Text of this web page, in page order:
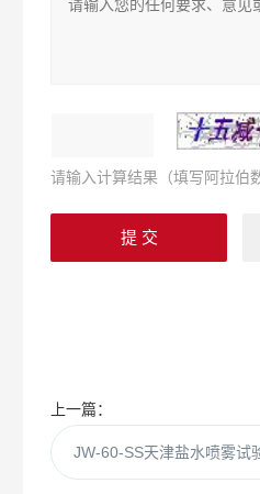
请输入计算结果（填写阿拉伯
上一篇：
JW-60-SS天津盐水喷雾试